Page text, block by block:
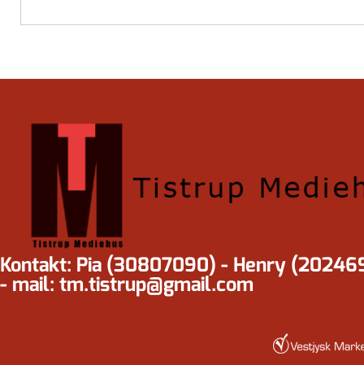
Kontakt: Pia (30807090) - Henry
- mail: tm.tistrup@gmail.com